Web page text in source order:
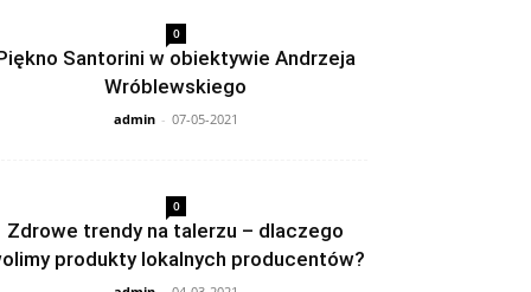
0
Santorini w obiektywie Andrzeja
Wróblewskiego
admin - 07-05-2021
0
Zdrowe trendy na talerzu – dlaczego
produkty lokalnych producentów?